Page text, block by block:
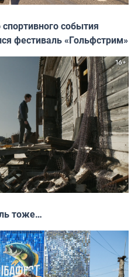
события
фестиваль «Гольфстрим»
тоже…